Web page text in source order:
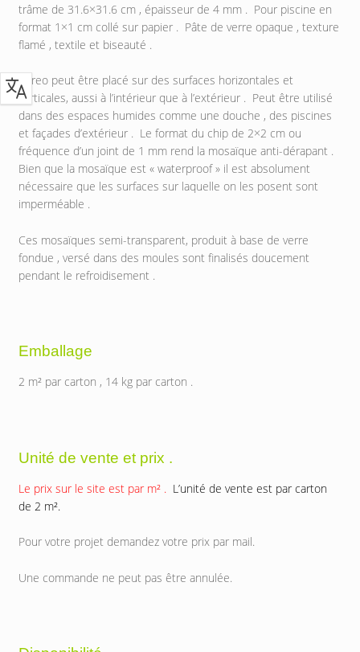
trâme de 31.6×31.6 cm , épaisseur de 4 mm . Pour piscine en
format 1×1 cm collé sur papier . Pâte de verre opaque , texture
flamé , textile et biseauté .
Vitreo peut être placé sur des surfaces horizontales et
verticales, aussi à l’intérieur que à l’extérieur . Peut être utilisé
dans des espaces humides comme une douche , des piscines
et façades d’extérieur . Le format du chip de 2×2 cm ou
fréquence d’un joint de 1 mm rend la mosaïque anti-dérapant .
Bien que la mosaïque est « waterproof » il est absolument
nécessaire que les surfaces sur laquelle on les posent sont
imperméable .
Ces mosaïques semi-transparent, produit à base de verre
fondue , versé dans des moules sont finalisés doucement
pendant le refroidisement .
Emballage
2 m² par carton , 14 kg par carton .
Unité de vente et prix .
Le prix sur le site est par m² . L’unité de vente est par carton
de 2 m².
Pour votre projet demandez votre prix par mail.
Une commande ne peut pas être annulée.